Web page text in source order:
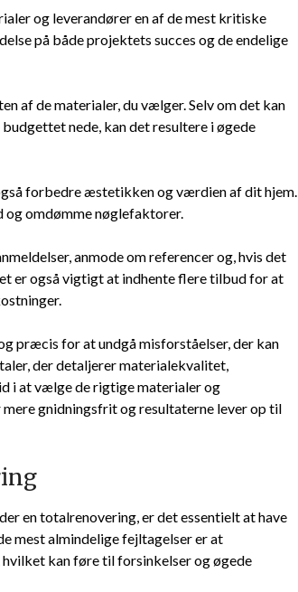
og leverandører en af de mest kritiske
på både projektets succes og de endelige
af de materialer, du vælger. Selv om det kan
nede, kan det resultere i øgede
forbedre æstetikken og værdien af dit hjem.
og omdømme nøglefaktorer.
anmode om referencer og, hvis det
er også vigtigt at indhente flere tilbud for at
præcis for at undgå misforståelser, der kan
der detaljerer materialekvalitet,
i at vælge de rigtige materialer og
gnidningsfrit og resultaterne lever op til
en totalrenovering, er det essentielt at have
mest almindelige fejltagelser er at
kan føre til forsinkelser og øgede